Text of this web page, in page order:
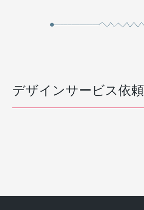
デザインサービス依頼